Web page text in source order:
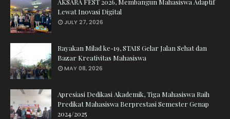
AKSARA FEST 2026, Membangun Mahasiswa Adaptif
Lewat Inovasi Digital
JULY 27, 2026
Rayakan Milad ke-19, STAIS Gelar Jalan Sehat dan
Bazar Kreativitas Mahasiswa
MAY 08, 2026
Apresiasi Dedikasi Akademik, Tiga Mahasiswa Raih
Predikat Mahasiswa Berprestasi Semester Genap
2024/2025